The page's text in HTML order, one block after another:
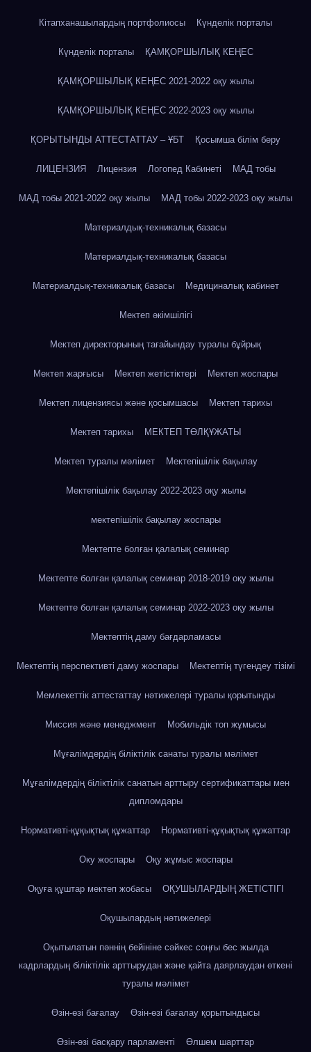
Кітапханашылардың портфолиосы Күнделік порталы
Күнделік порталы ҚАМҚОРШЫЛЫҚ КЕҢЕС
ҚАМҚОРШЫЛЫҚ КЕҢЕС 2021-2022 оқу жылы
ҚАМҚОРШЫЛЫҚ КЕҢЕС 2022-2023 оқу жылы
ҚОРЫТЫНДЫ АТТЕСТАТТАУ – ҰБТ Қосымша білім беру
ЛИЦЕНЗИЯ Лицензия Логопед Кабинеті МАД тобы
МАД тобы 2021-2022 оқу жылы МАД тобы 2022-2023 оқу жылы
Материалдық-техникалық базасы
Материалдық-техникалық базасы
Материалдық-техникалық базасы Медициналық кабинет
Мектеп әкімшілігі
Мектеп директорының тағайындау туралы бұйрық
Мектеп жарғысы Мектеп жетістіктері Мектеп жоспары
Мектеп лицензиясы және қосымшасы Мектеп тарихы
Мектеп тарихы МЕКТЕП ТӨЛҚҰЖАТЫ
Мектеп туралы мәлімет Мектепішілік бақылау
Мектепішілік бақылау 2022-2023 оқу жылы
мектепішілік бақылау жоспары
Мектепте болған қалалық семинар
Мектепте болған қалалық семинар 2018-2019 оқу жылы
Мектепте болған қалалық семинар 2022-2023 оқу жылы
Мектептің даму бағдарламасы
Мектептің перспективті даму жоспары Мектептің түгендеу тізімі
Мемлекеттік аттестаттау нәтижелері туралы қорытынды
Миссия және менеджмент Мобильдік топ жұмысы
Мұғалімдердің біліктілік санаты туралы мәлімет
Мұғалімдердің біліктілік санатын арттыру сертификаттары мен
дипломдары
Нормативті-құқықтық құжаттар Нормативті-құқықтық құжаттар
Оку жоспары Оқу жұмыс жоспары
Оқуға құштар мектеп жобасы ОҚУШЫЛАРДЫҢ ЖЕТІСТІГІ
Оқушылардың нәтижелері
Оқытылатын пәннің бейініне сәйкес соңғы бес жылда
кадрлардың біліктілік арттырудан және қайта даярлаудан өткені
туралы мәлімет
Өзін-өзі бағалау Өзін-өзі бағалау қорытындысы
Өзін-өзі басқару парламенті Өлшем шарттар